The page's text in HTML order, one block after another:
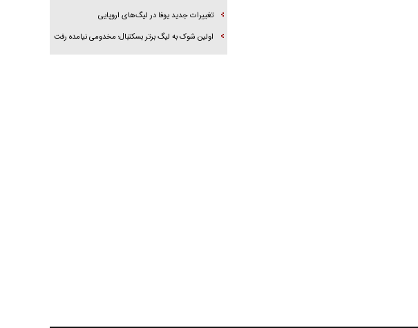
تغییرات جدید یوفا در لیگ‌های اروپایی
اولین شوک به لیگ برتر بسکتبال؛ مخدومی نیامده رفت